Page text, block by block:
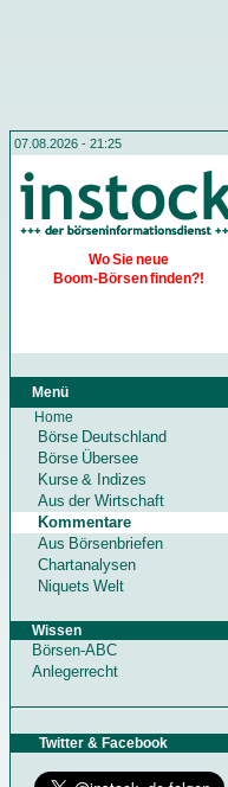
07.08.2026 - 21:25
Wo Sie neue
Boom-Börsen finden?!
Menü
Home
Börse Deutschland
Börse Übersee
Kurse & Indizes
Aus der Wirtschaft
Kommentare
Aus Börsenbriefen
Chartanalysen
Niquets Welt
Wissen
Börsen-ABC
Anlegerrecht
Twitter & Facebook